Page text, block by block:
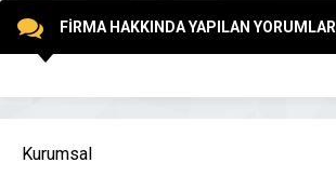
FİRMA HAKKINDA YAPILAN YORUMLAR
Kurumsal